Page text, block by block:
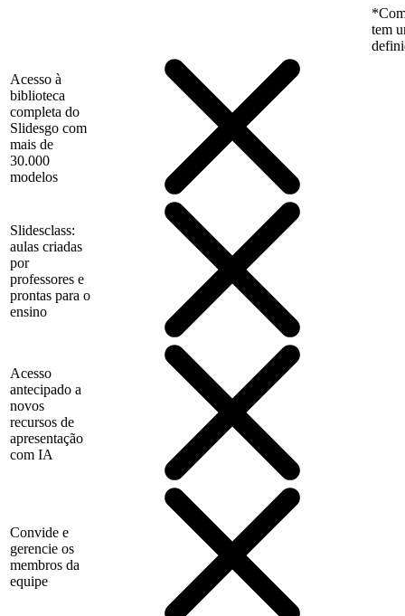
tem
Acesso à
biblioteca
completa do
Slidesgo com
mais de
30.000
modelos
Slidesclass:
aulas criadas
por
professores e
prontas para o
ensino
Acesso
antecipado a
novos
recursos de
apresentação
com IA
Convide e
gerencie os
membros da
equipe